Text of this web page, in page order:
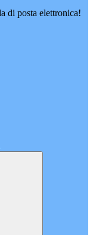
di posta elettronica!